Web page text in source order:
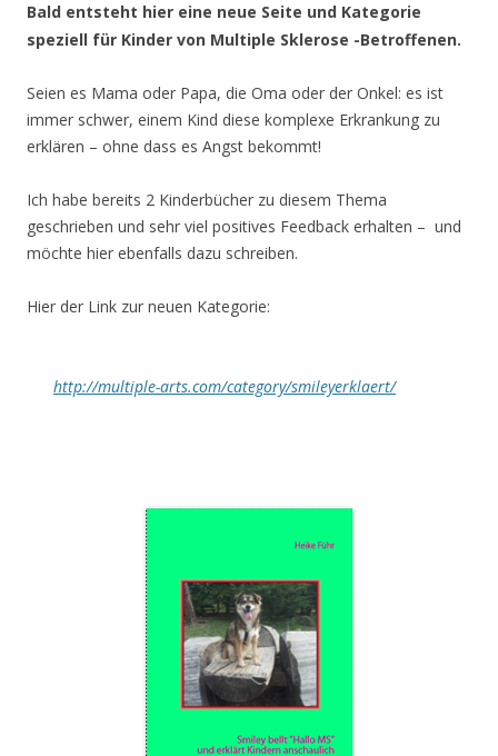
Bald entsteht hier eine neue Seite und Kategorie
speziell für Kinder von Multiple Sklerose -Betroffenen.
Seien es Mama oder Papa, die Oma oder der Onkel: es ist
immer schwer, einem Kind diese komplexe Erkrankung zu
erklären – ohne dass es Angst bekommt!
Ich habe bereits 2 Kinderbücher zu diesem Thema
geschrieben und sehr viel positives Feedback erhalten – und
möchte hier ebenfalls dazu schreiben.
Hier der Link zur neuen Kategorie:
http://multiple-arts.com/category/smileyerklaert/